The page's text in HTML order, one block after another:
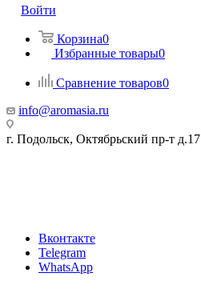
Войти
Корзина0
Избранные товары0
Сравнение товаров0
info@aromasia.ru
г. Подольск, Октябрьский пр-т д.17
Вконтакте
Telegram
WhatsApp